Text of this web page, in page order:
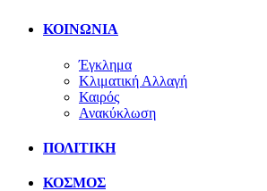
ΚΟΙΝΩΝΙΑ
Έγκλημα
Κλιματική Αλλαγή
Καιρός
Ανακύκλωση
ΠΟΛΙΤΙΚΗ
ΚΟΣΜΟΣ